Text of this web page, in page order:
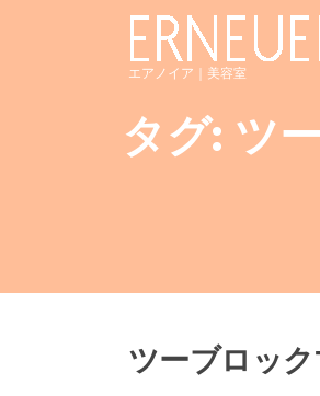
エアノイア｜美容室
タグ: ツ
ツーブロッ